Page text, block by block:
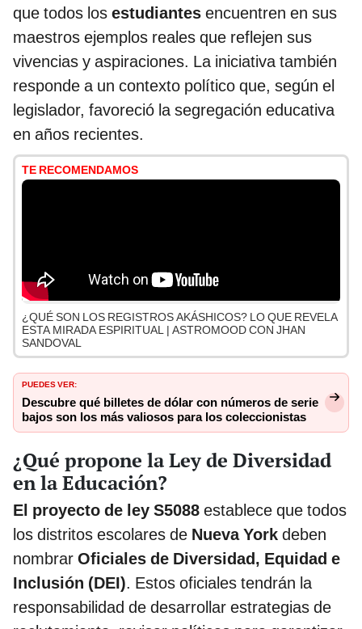
que todos los estudiantes encuentren en sus
maestros ejemplos reales que reflejen sus
vivencias y aspiraciones. La iniciativa también
responde a un contexto político que, según el
legislador, favoreció la segregación educativa
en años recientes.
TE RECOMENDAMOS
¿QUÉ SON LOS REGISTROS AKÁSHICOS? LO QUE REVELA
ESTA MIRADA ESPIRITUAL | ASTROMOOD CON JHAN
SANDOVAL
PUEDES VER:
Descubre qué billetes de dólar con números de serie
bajos son los más valiosos para los coleccionistas
¿Qué propone la Ley de Diversidad
en la Educación?
El proyecto de ley S5088 establece que todos
los distritos escolares de Nueva York deben
nombrar Oficiales de Diversidad, Equidad e
Inclusión (DEI). Estos oficiales tendrán la
responsabilidad de desarrollar estrategias de